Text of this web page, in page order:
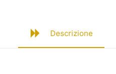
Descrizione